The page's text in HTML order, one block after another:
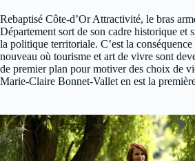
Rebaptisé Côte-d’Or Attractivité, le bras
Département sort de son cadre historique et
la politique territoriale. C’est la
nouveau où tourisme et art de vivre sont
de premier plan pour motiver des choix de
Marie-Claire Bonnet-Vallet en est la